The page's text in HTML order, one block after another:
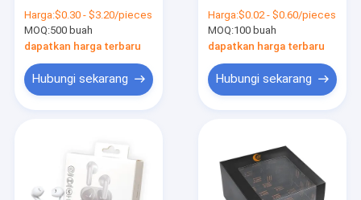
Sleeve Hard Paper
Harga:$0.30 - $3.20/pieces
MOQ:500 buah
dapatkan harga terbaru
Hubungi sekarang
Kemasan
Harga:$0.02 - $0.60/pieces
MOQ:100 buah
dapatkan harga terbaru
Hubungi sekarang